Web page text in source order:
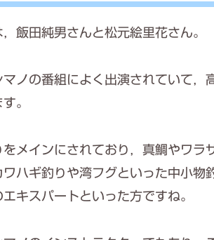
飯田純男さんと松元絵里花さん。
ノの番組によく出演されていて，
。
メインにされており，真鯛やワラ
ハギ釣りや湾フグといった中小物
キスパートといった方ですね。